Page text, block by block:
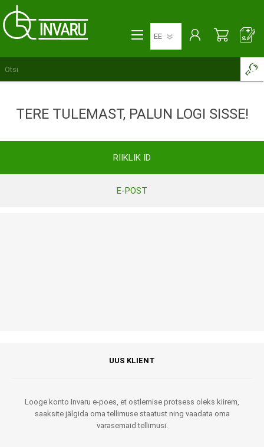
TERE TULEMAST, PALUN LOGI SISSE!
RIIKLIK ID
E-POST
UUS KLIENT
Looge konto Invaru e-poes, et ostlemise protsess oleks kiirem,
saaksite jälgida oma tellimuse staatust ning vaadata oma
varasemaid tellimusi.